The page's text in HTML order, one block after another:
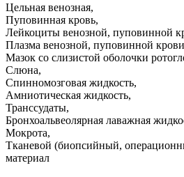
Цельная венозная,
Пуповинная кровь,
Лейкоциты венозной, пуповинной
Плазма венозной, пуповинной
Мазок со слизистой оболочки
Слюна,
Спинномозговая жидкость,
Амниотическая жидкость,
Транссудаты,
Бронхоальвеолярная лаважная
Мокрота,
Тканевой (биопсийный,
материал